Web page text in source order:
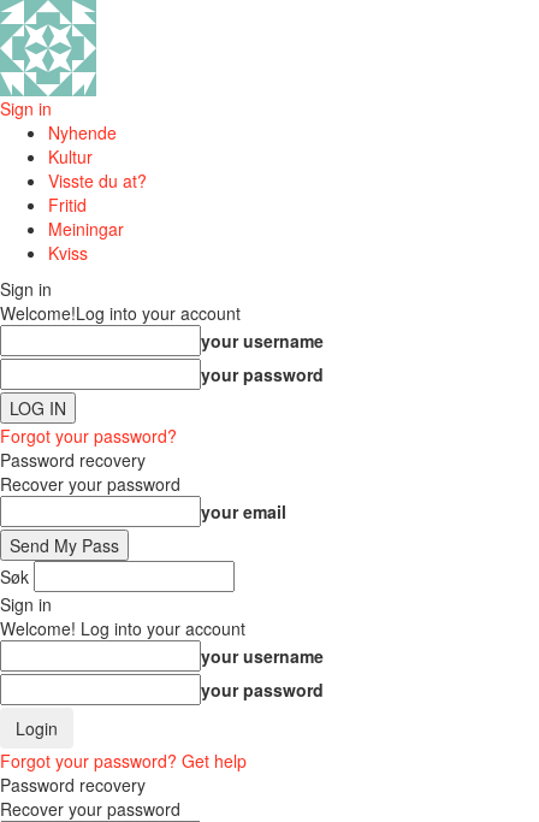
Sign in
Nyhende
Kultur
Visste du at?
Fritid
Meiningar
Kviss
Sign in
Welcome!Log into your account
your username
your password
Forgot your password?
Password recovery
Recover your password
your email
Søk
Sign in
Welcome! Log into your account
your username
your password
Forgot your password? Get help
Password recovery
Recover your password